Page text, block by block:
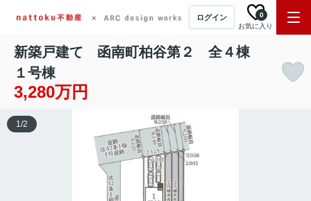
ログイン
お気に入り
0
新築戸建て 函南町柏谷第２ 全４棟
１号棟
3,280万円
1/2